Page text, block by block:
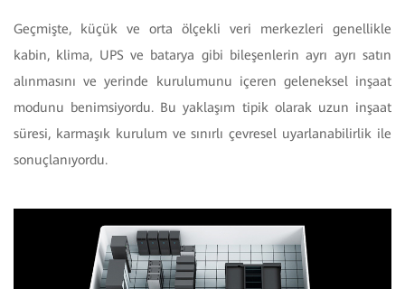
Geçmişte, küçük ve orta ölçekli veri merkezleri genellikle
kabin, klima, UPS ve batarya gibi bileşenlerin ayrı ayrı satın
alınmasını ve yerinde kurulumunu içeren geleneksel inşaat
modunu benimsiyordu. Bu yaklaşım tipik olarak uzun inşaat
süresi, karmaşık kurulum ve sınırlı çevresel uyarlanabilirlik ile
sonuçlanıyordu.